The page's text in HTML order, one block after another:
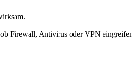
Firewall, Antivirus oder VPN